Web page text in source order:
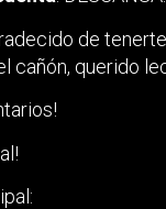
de
cañón, querido